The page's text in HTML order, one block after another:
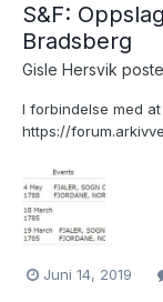
S&F:
Bradsberg
Gisle Hersvik
I forbindelse med
https://
Fjaler, der den
(grunna fødselsår
Juni 14, 2019